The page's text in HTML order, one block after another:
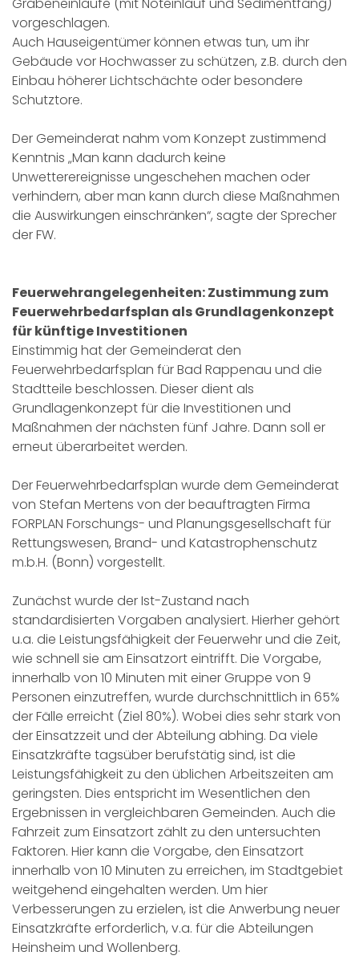
Grabeneinläufe (mit Noteinlauf und Sedimentfang)
vorgeschlagen.
Auch Hauseigentümer können etwas tun, um ihr
Gebäude vor Hochwasser zu schützen, z.B. durch den
Einbau höherer Lichtschächte oder besondere
Schutztore.
Der Gemeinderat nahm vom Konzept zustimmend
Kenntnis „Man kann dadurch keine
Unwetterereignisse ungeschehen machen oder
verhindern, aber man kann durch diese Maßnahmen
die Auswirkungen einschränken“, sagte der Sprecher
der FW.
Feuerwehrangelegenheiten: Zustimmung zum
Feuerwehrbedarfsplan als Grundlagenkonzept
für künftige Investitionen
Einstimmig hat der Gemeinderat den
Feuerwehrbedarfsplan für Bad Rappenau und die
Stadtteile beschlossen. Dieser dient als
Grundlagenkonzept für die Investitionen und
Maßnahmen der nächsten fünf Jahre. Dann soll er
erneut überarbeitet werden.
Der Feuerwehrbedarfsplan wurde dem Gemeinderat
von Stefan Mertens von der beauftragten Firma
FORPLAN Forschungs- und Planungsgesellschaft für
Rettungswesen, Brand- und Katastrophenschutz
m.b.H. (Bonn) vorgestellt.
Zunächst wurde der Ist-Zustand nach
standardisierten Vorgaben analysiert. Hierher gehört
u.a. die Leistungsfähigkeit der Feuerwehr und die Zeit,
wie schnell sie am Einsatzort eintrifft. Die Vorgabe,
innerhalb von 10 Minuten mit einer Gruppe von 9
Personen einzutreffen, wurde durchschnittlich in 65%
der Fälle erreicht (Ziel 80%). Wobei dies sehr stark von
der Einsatzzeit und der Abteilung abhing. Da viele
Einsatzkräfte tagsüber berufstätig sind, ist die
Leistungsfähigkeit zu den üblichen Arbeitszeiten am
geringsten. Dies entspricht im Wesentlichen den
Ergebnissen in vergleichbaren Gemeinden. Auch die
Fahrzeit zum Einsatzort zählt zu den untersuchten
Faktoren. Hier kann die Vorgabe, den Einsatzort
innerhalb von 10 Minuten zu erreichen, im Stadtgebiet
weitgehend eingehalten werden. Um hier
Verbesserungen zu erzielen, ist die Anwerbung neuer
Einsatzkräfte erforderlich, v.a. für die Abteilungen
Heinsheim und Wollenberg.